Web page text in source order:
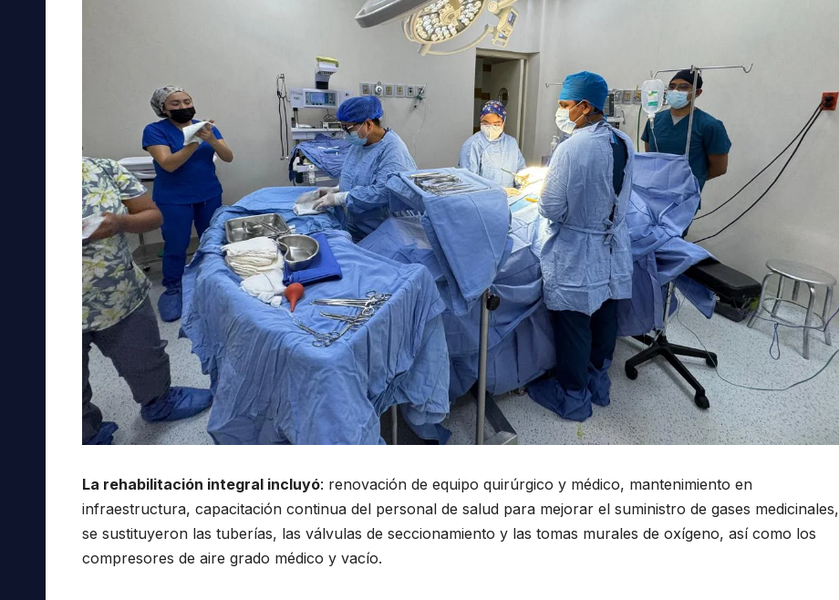
La rehabilitación integral incluyó: renovación de equipo quirúrgico y médico, mantenimiento en
infraestructura, capacitación continua del personal de salud para mejorar el suministro de gases medicinales,
se sustituyeron las tuberías, las válvulas de seccionamiento y las tomas murales de oxígeno, así como los
compresores de aire grado médico y vacío.